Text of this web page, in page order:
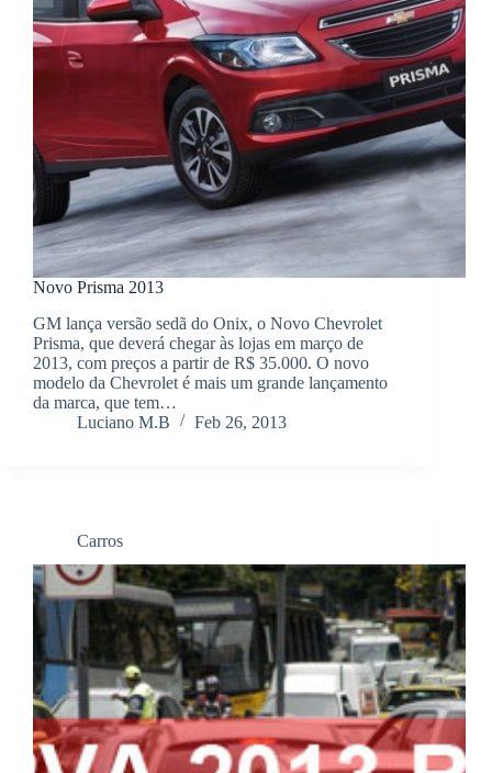
Novo Prisma 2013
GM lança versão sedã do Onix, o Novo Chevrolet
Prisma, que deverá chegar às lojas em março de
2013, com preços a partir de R$ 35.000. O novo
modelo da Chevrolet é mais um grande lançamento
da marca, que tem…
Luciano M.B
Feb 26, 2013
Carros